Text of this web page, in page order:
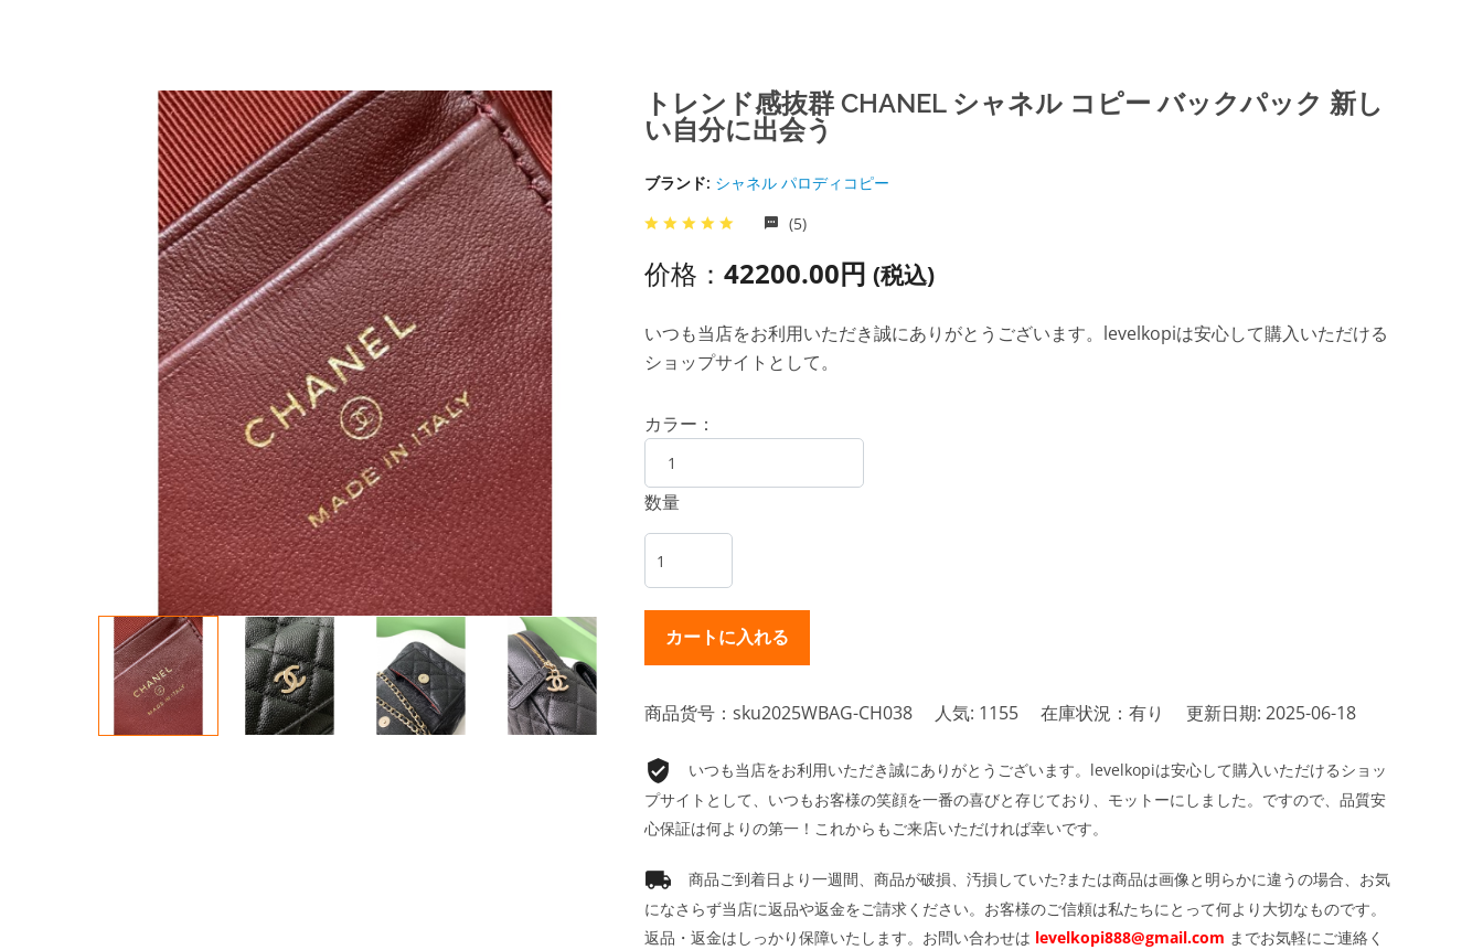
トレンド感抜群 CHANEL シャネル コピー バックパック 新し
い自分に出会う
ブランド: シャネル パロディコピー
(5)
价格： 42200.00円 (税込)
いつも当店をお利用いただき誠にありがとうございます。levelkopiは安心して購入いただける
ショップサイトとして。
カラー：
数量
商品货号：sku2025WBAG-CH038 人気: 1155 在庫状況：有り 更新日期: 2025-06-18
いつも当店をお利用いただき誠にありがとうございます。levelkopiは安心して購入いただけるショッ
プサイトとして、いつもお客様の笑顔を一番の喜びと存じており、モットーにしました。ですので、品質安
心保証は何よりの第一！これからもご来店いただければ幸いです。
商品ご到着日より一週間、商品が破損、汚損していた?または商品は画像と明らかに違うの場合、お気
になさらず当店に返品や返金をご請求ください。お客様のご信頼は私たちにとって何より大切なものです。
返品・返金はしっかり保障いたします。お問い合わせは levelkopi888@gmail.com までお気軽にご連絡く